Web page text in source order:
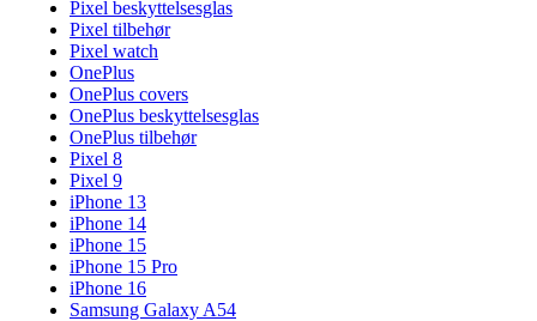
Pixel beskyttelsesglas
Pixel tilbehør
Pixel watch
OnePlus
OnePlus covers
OnePlus beskyttelsesglas
OnePlus tilbehør
Pixel 8
Pixel 9
iPhone 13
iPhone 14
iPhone 15
iPhone 15 Pro
iPhone 16
Samsung Galaxy A54